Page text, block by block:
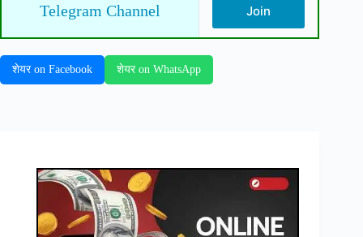
Telegram Channel Join
शेयर on Facebook शेयर on WhatsApp